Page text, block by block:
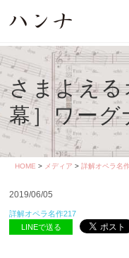
さまよえ
幕］ワーグ
HOME > メディア > 詳解オペラ名
2019/06/05
詳解オペラ名作217
LINEで送る